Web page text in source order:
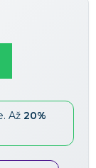
Až 20%